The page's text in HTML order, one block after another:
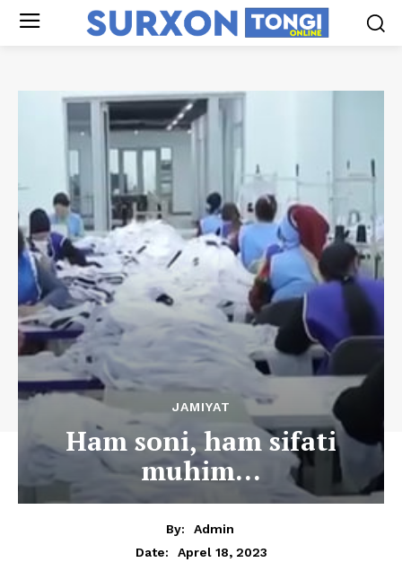
JAMIYAT
Ham soni, ham sifati
muhim…
By:
Admin
Date:
Aprel 18, 2023